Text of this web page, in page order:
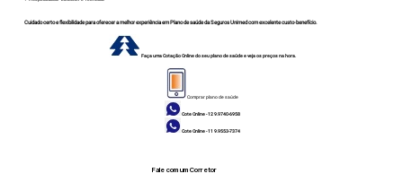
Cuidado certo e flexibilidade para oferecer a melhor experiência em Plano de saúde da Seguros Unimed com excelente custo-benefício.
Faça uma Cotação Online do seu plano de saúde e veja os preços na hora.
Comprar plano de saúde
Cote Online - 12 9.9740-6958
Cote Online - 11 9.9553-7374
Fale com um Corretor